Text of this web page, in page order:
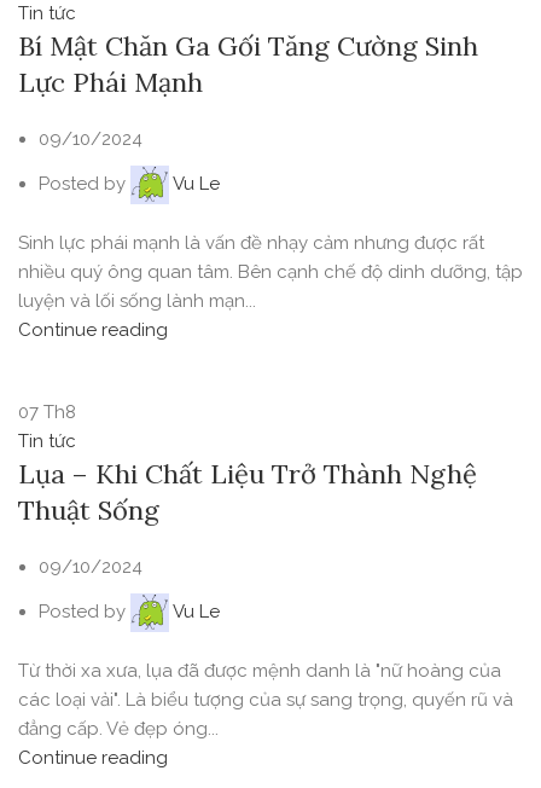
Tin tức
Bí Mật Chăn Ga Gối Tăng Cường Sinh
Lực Phái Mạnh
09/10/2024
Posted by Vu Le
Sinh lực phái mạnh là vấn đề nhạy cảm nhưng được rất
nhiều quý ông quan tâm. Bên cạnh chế độ dinh dưỡng, tập
luyện và lối sống lành mạn...
Continue reading
07 Th8
Tin tức
Lụa – Khi Chất Liệu Trở Thành Nghệ
Thuật Sống
09/10/2024
Posted by Vu Le
Từ thời xa xưa, lụa đã được mệnh danh là "nữ hoàng của
các loại vải". Là biểu tượng của sự sang trọng, quyến rũ và
đẳng cấp. Vẻ đẹp óng...
Continue reading